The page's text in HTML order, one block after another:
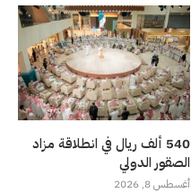
540 ألف ريال في انطلاقة مزاد
الصقور الدولي
أغسطس 8, 2026